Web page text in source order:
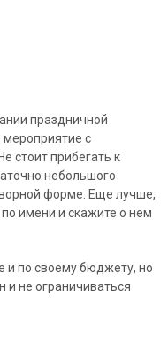
праздничной
с
стоит прибегать к
небольшого
форме. Еще лучше,
имени и скажите о нем
и по своему бюджету, но
и не ограничиваться